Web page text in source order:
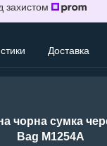
захистом
Доставка
чорна сумка
Bag M1254A